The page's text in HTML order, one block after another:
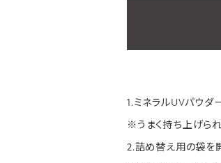
1.ミネラルUVパウダ
※うまく持ち上げら
2.詰め替え用の袋を